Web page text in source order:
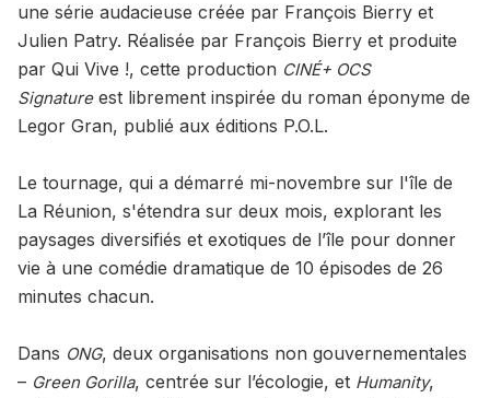
une série audacieuse créée par François Bierry et
Julien Patry. Réalisée par François Bierry et produite
par Qui Vive !, cette production CINÉ+ OCS
Signatureest librement inspirée du roman éponyme de
Legor Gran, publié aux éditions P.O.L.
Le tournage, qui a démarré mi-novembre sur l'île de
La Réunion, s'étendra sur deux mois, explorant les
paysages diversifiés et exotiques de l’île pour donner
vie à une comédie dramatique de 10 épisodes de 26
minutes chacun.
Dans ONG, deux organisations non gouvernementales
– Green Gorilla, centrée sur l’écologie, et Humanity,